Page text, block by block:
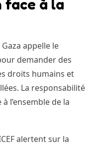
face à la
appelle le
demander des
droits humains et
La responsabilité
l’ensemble de la
alertent sur la